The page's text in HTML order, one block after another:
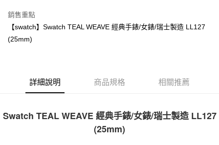
1.本服務由台灣大哥大提供，台灣大哥大用戶可立即使用無須另外申請。
2.付款方式選擇「大哥付你分期」，訂單成立後會自動跳轉到大哥付的交易
流程，驗證手機門號後，選擇欲分期的期數、繳款截止日，確認付款後即完
成交易。
法說明評估內容。
2.透過簡訊連結打開帳單後，可選擇「超商條碼／台灣大直營門市／銀行轉
AFTEE先享後付
相關說明
【關於「AFTEE先享後付」】
３．安心：先確認商品／服務後，再付款。
１．於結帳方式選擇「AFTEE先享後付」後，將跳轉至「AFTEE先享後付」
結帳頁面，進行簡訊認證並確認金額後，即可完成結帳。
２．訂單成立數日內，您將收到繳費通知簡訊。
３．收到繳費通知簡訊後14天內，點擊此簡訊中的連結，可透過四大超商／
付款後全家取貨
付款後7-11取貨
每筆NT$70，滿NT$899(含以上)免運費
銷售重點
【swatch】Swatch TEAL WEAVE 經典手錶/女錶/瑞士製造 LL127
(25mm)
詳細說明 商品規格 相關推薦
Swatch TEAL WEAVE 經典手錶/女錶/瑞士製造 LL127
(25mm)